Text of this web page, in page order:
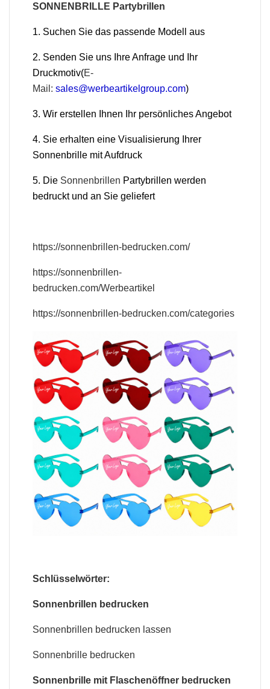
SONNENBRILLE Partybrillen
1. Suchen Sie das passende Modell aus
2. Senden Sie uns Ihre Anfrage und Ihr
Druckmotiv(E-
Mail:sales@werbeartikelgroup.com)
3. Wir erstellen Ihnen Ihr persönliches Angebot
4. Sie erhalten eine Visualisierung Ihrer
Sonnenbrille mit Aufdruck
5. Die Sonnenbrillen Partybrillen werden
bedruckt und an Sie geliefert
https://sonnenbrillen-bedrucken.com/
https://sonnenbrillen-
bedrucken.com/Werbeartikel
https://sonnenbrillen-bedrucken.com/categories
Schlüsselwörter:
Sonnenbrillen bedrucken
Sonnenbrillen bedrucken lassen
Sonnenbrille bedrucken
Sonnenbrille mit Flaschenöffner bedrucken